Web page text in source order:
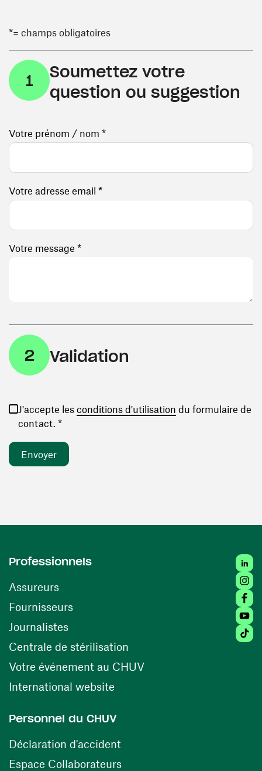
*= champs obligatoires
1
Soumettez votre
question ou suggestion
Votre prénom / nom *
Votre adresse email *
Votre message *
2 Validation
J'accepte les conditions d'utilisation (ouvre une
du formulaire de
contact. *
Professionnels
Assureurs
Fournisseurs(ouvre une nouvelle fenêtre)
Journalistes
Centrale de stérilisation (ouvre une nouvelle
Votre événement au CHUV(ouvre une nouvelle
International website
Personnel du CHUV
Déclaration d'accident
Espace Collaborateurs(ouvre une nouvelle fenêtre)